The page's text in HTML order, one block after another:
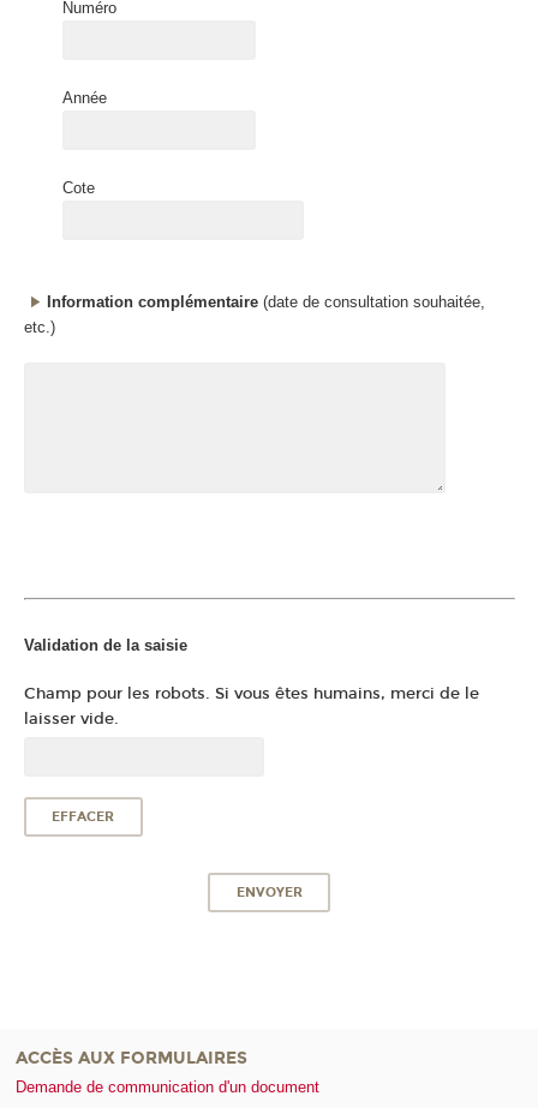
Numéro
Année
Cote
Information complémentaire (date de consultation souhaitée,
etc.)
Validation de la saisie
Champ pour les robots. Si vous êtes humains, merci de le
laisser vide.
ACCÈS AUX FORMULAIRES
Demande de communication d'un document